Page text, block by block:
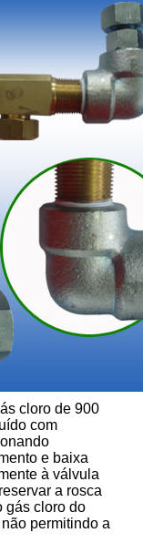
cloro de 900
com
e baixa
à válvula
a rosca
gás cloro do
permitindo a